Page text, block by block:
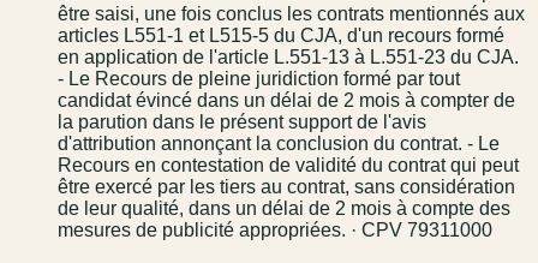
être saisi, une fois conclus les contrats mentionnés aux
articles L551-1 et L515-5 du CJA, d'un recours formé
en application de l'article L.551-13 à L.551-23 du CJA.
- Le Recours de pleine juridiction formé par tout
candidat évincé dans un délai de 2 mois à compter de
la parution dans le présent support de l'avis
d'attribution annonçant la conclusion du contrat. - Le
Recours en contestation de validité du contrat qui peut
être exercé par les tiers au contrat, sans considération
de leur qualité, dans un délai de 2 mois à compte des
mesures de publicité appropriées. · CPV 79311000